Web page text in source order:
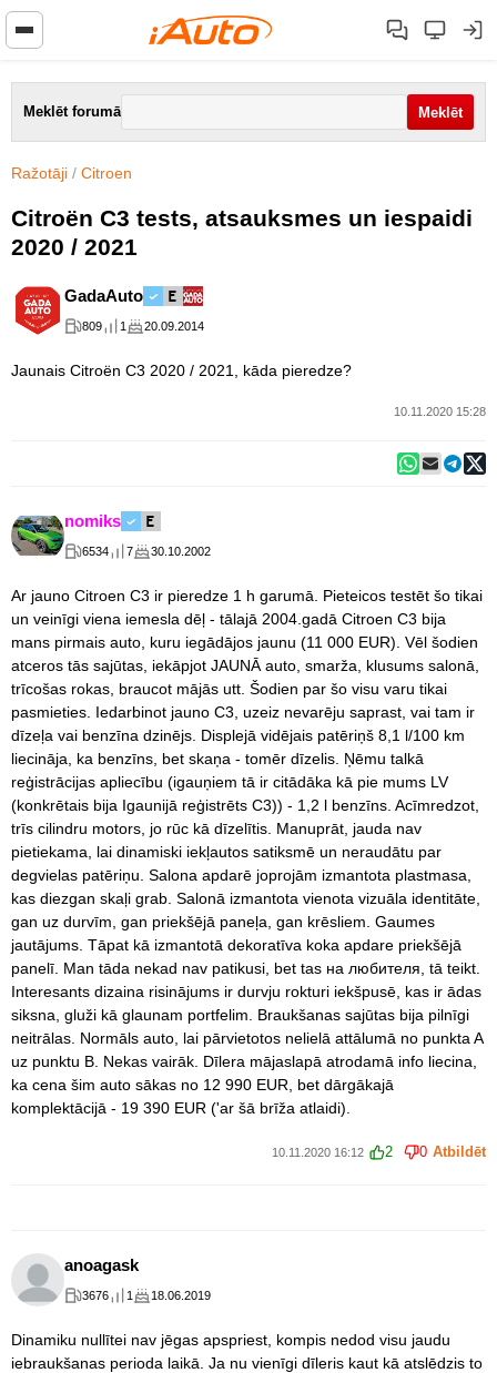
Meklēt forumā
Ražotāji / Citroen
Citroën C3 tests, atsauksmes un iespaidi
2020 / 2021
GadaAuto
809 1 20.09.2014
Jaunais Citroën C3 2020 / 2021, kāda pieredze?
10.11.2020 15:28
nomiks
6534 7 30.10.2002
Ar jauno Citroen C3 ir pieredze 1 h garumā. Pieteicos testēt šo tikai
un veinīgi viena iemesla dēļ - tālajā 2004.gadā Citroen C3 bija
mans pirmais auto, kuru iegādājos jaunu (11 000 EUR). Vēl šodien
atceros tās sajūtas, iekāpjot JAUNĀ auto, smarža, klusums salonā,
trīcošas rokas, braucot mājās utt. Šodien par šo visu varu tikai
pasmieties. Iedarbinot jauno C3, uzeiz nevarēju saprast, vai tam ir
dīzeļa vai benzīna dzinējs. Displejā vidējais patēriņš 8,1 l/100 km
liecināja, ka benzīns, bet skaņa - tomēr dīzelis. Ņēmu talkā
reģistrācijas apliecību (igauņiem tā ir citādāka kā pie mums LV
(konkrētais bija Igaunijā reģistrēts C3)) - 1,2 l benzīns. Acīmredzot,
trīs cilindru motors, jo rūc kā dīzelītis. Manuprāt, jauda nav
pietiekama, lai dinamiski iekļautos satiksmē un neraudātu par
degvielas patēriņu. Salona apdarē joprojām izmantota plastmasa,
kas diezgan skaļi grab. Salonā izmantota vienota vizuāla identitāte,
gan uz durvīm, gan priekšējā paneļa, gan krēsliem. Gaumes
jautājums. Tāpat kā izmantotā dekoratīva koka apdare priekšējā
panelī. Man tāda nekad nav patikusi, bet tas на любителя, tā teikt.
Interesants dizaina risinājums ir durvju rokturi iekšpusē, kas ir ādas
siksna, gluži kā glaunam portfelim. Braukšanas sajūtas bija pilnīgi
neitrālas. Normāls auto, lai pārvietotos nelielā attālumā no punkta A
uz punktu B. Nekas vairāk. Dīlera mājaslapā atrodamā info liecina,
ka cena šim auto sākas no 12 990 EUR, bet dārgākajā
komplektācijā - 19 390 EUR ('ar šā brīža atlaidi).
10.11.2020 16:12 2 0 Atbildēt
anoagask
3676 1 18.06.2019
Dinamiku nullītei nav jēgas apspriest, kompis nedod visu jaudu
iebraukšanas perioda laikā. Ja nu vienīgi dīleris kaut kā atslēdzis to